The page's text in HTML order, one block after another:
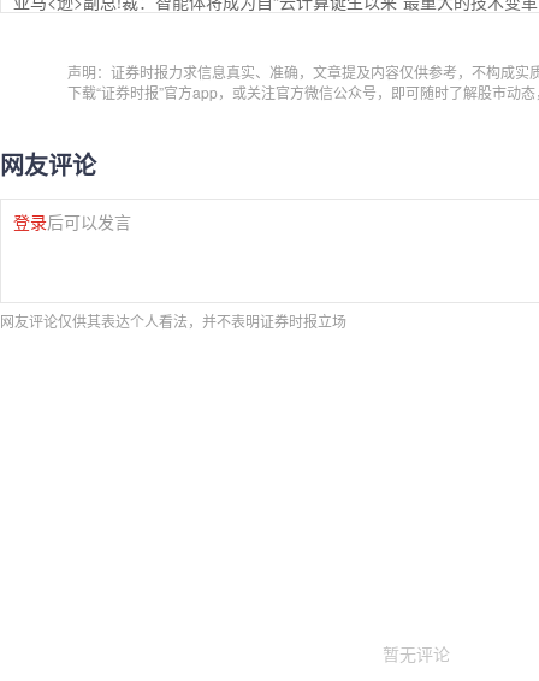
声明：证券时报力求信息真实、准确，文章提及内容仅供参考，不构成实
下载“证券时报”官方app，或关注官方微信公众号，即可随时了解股市动
网友评论
登录后可以发言
网友评论仅供其表达个人看法，并不表明证券时报立场
暂无评论